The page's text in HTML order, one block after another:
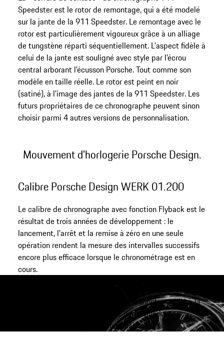
Speedster est le rotor de remontage, qui a été modelé
sur la jante de la 911 Speedster. Le remontage avec le
rotor est particulièrement vigoureux grâce à un alliage
de tungstène réparti séquentiellement. L'aspect fidèle à
celui de la jante est souligné avec style par l'écrou
central arborant l'écusson Porsche. Tout comme son
modèle en taille réelle. Le rotor est peint en noir
(satiné), à l'image des jantes de la 911 Speedster. Les
futurs propriétaires de ce chronographe peuvent sinon
choisir parmi 4 autres versions de personnalisation.
Mouvement d'horlogerie Porsche Design.
Calibre Porsche Design WERK 01.200
Le calibre de chronographe avec fonction Flyback est le
résultat de trois années de développement : le
lancement, l'arrêt et la remise à zéro en une seule
opération rendent la mesure des intervalles successifs
encore plus efficace lorsque le chronométrage est en
cours.
Veuillez noter que l’achat de cette montre est lié à la
propriété du véhicule correspondant.
Vers le formulaire